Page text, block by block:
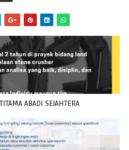
ABADI SEJAHTERA